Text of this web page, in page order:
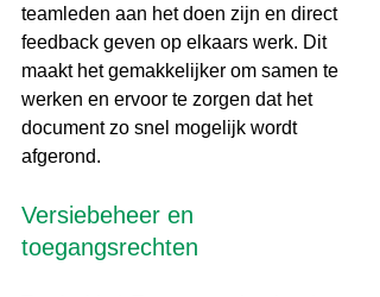
teamleden aan het doen zijn en direct
feedback geven op elkaars werk. Dit
maakt het gemakkelijker om samen te
werken en ervoor te zorgen dat het
document zo snel mogelijk wordt
afgerond.
Versiebeheer en
toegangsrechten